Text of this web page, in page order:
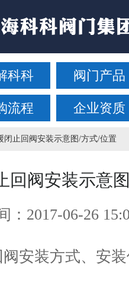
科科 阀门产品
流程 企业资质
闭止回阀安装示意图/方式/位置
回阀安装示意
： 2017-06-26
装方式、安装